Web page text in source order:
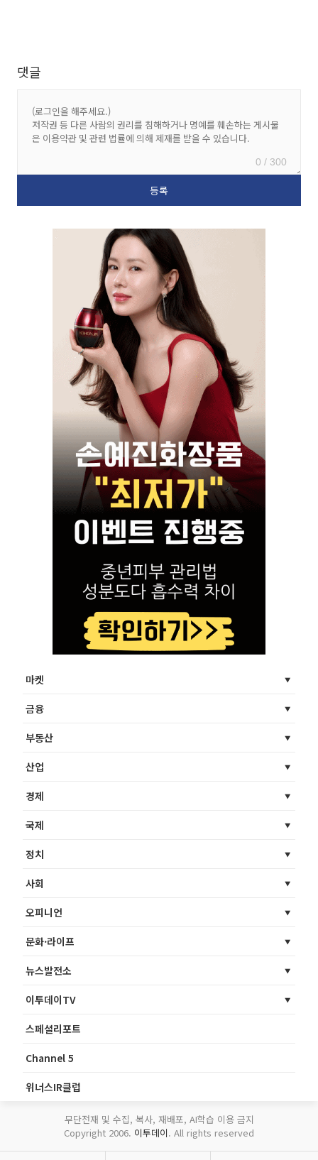
댓글
0 / 300
마켓
금융
부동산
산업
경제
국제
정치
사회
오피니언
문화·라이프
뉴스발전소
이투데이TV
스페셜리포트
Channel 5
위너스IR클럽
무단전재 및 수집, 복사, 재배포, AI학습 이용 금지
Copyright 2006. 이투데이. All rights reserved